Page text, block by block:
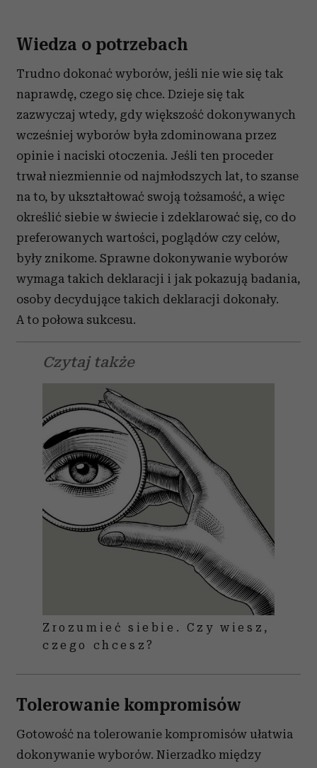
Wiedza o potrzebach
Trudno dokonać wyborów, jeśli nie wie się tak
naprawdę, czego się chce. Dzieje się tak
zazwyczaj wtedy, gdy większość dokonywanych
wcześniej wyborów była zdominowana przez
opinie i naciski otoczenia. Jeśli ten proceder
trwał niezmiennie od najmłodszych lat, to szanse
na to, by ukształtować swoją tożsamość, a więc
określić siebie w świecie i zdeklarować się, co do
preferowanych wartości, poglądów czy celów,
były znikome. Sprawne dokonywanie wyborów
wymaga takich deklaracji i jak pokazują badania,
osoby decydujące takich deklaracji dokonały.
A to połowa sukcesu.
Czytaj także
Zrozumieć siebie. Czy wiesz,
czego chcesz?
Tolerowanie kompromisów
Gotowość na tolerowanie kompromisów ułatwia
dokonywanie wyborów. Nierzadko między